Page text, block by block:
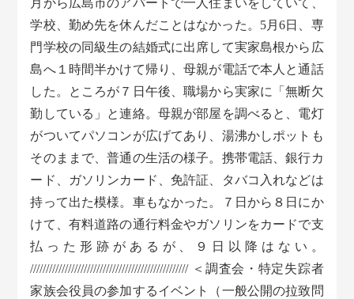
月から広島市のアパートで一人住まいをしていて、
学校、勤め先を休んだことはなかった。5月6日、専
門学校の同級生の結婚式に出席して実家島根から広
島へ１時間半かけて帰り、母親が電話で本人と通話
した。ところが７日午後、職場から実家に「無断欠
勤している」と連絡。母親が部屋を調べると、電灯
がついてパソコンが広げてあり、湯沸かしポットも
そのままで、普通の生活の様子。携帯電話、銀行カ
ード、ガソリンカード、免許証、タバコ入れなどは
持って出た模様。車もなかった。７日から８日にか
けて、有料道路の通行料金やガソリンをカードで支
払った形跡があるが、９日以降はない。
////////////////////////////////////////////////// ＜調査会・特定失踪者
家族会役員の参加するイベント（一般公開の拉致問